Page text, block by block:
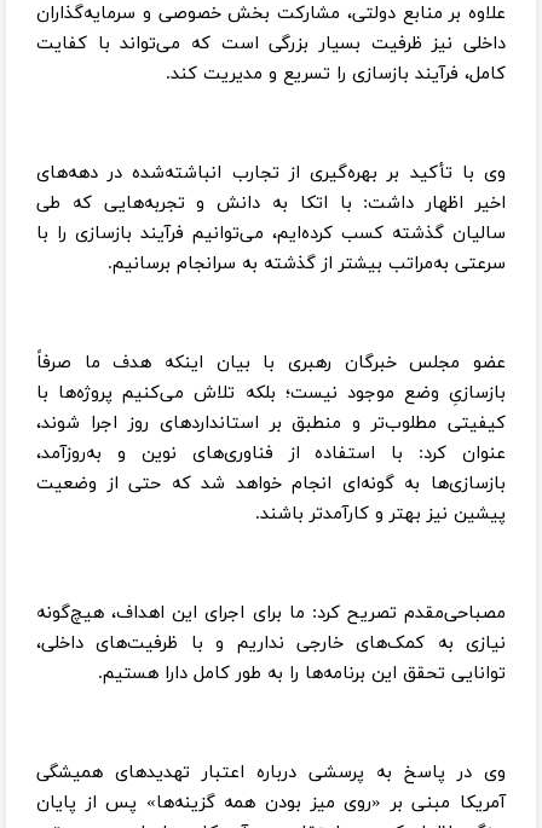
علاوه بر منابع دولتی، مشارکت بخش خصوصی و سرمایه‌گذاران
داخلی نیز ظرفیت بسیار بزرگی است که می‌تواند با کفایت
کامل، فرآیند بازسازی را تسریع و مدیریت کند.
وی با تأکید بر بهره‌گیری از تجارب انباشته‌شده در دهه‌های
اخیر اظهار داشت: با اتکا به دانش و تجربه‌هایی که طی
سالیان گذشته کسب کرده‌ایم، می‌توانیم فرآیند بازسازی را با
سرعتی به‌مراتب بیشتر از گذشته به سرانجام برسانیم.
عضو مجلس خبرگان رهبری با بیان اینکه هدف ما صرفاً
بازسازیِ وضع موجود نیست؛ بلکه تلاش می‌کنیم پروژه‌ها با
کیفیتی مطلوب‌تر و منطبق بر استانداردهای روز اجرا شوند،
عنوان کرد: با استفاده از فناوری‌های نوین و به‌روزآمد،
بازسازی‌ها به گونه‌ای انجام خواهد شد که حتی از وضعیت
پیشین نیز بهتر و کارآمدتر باشند.
مصباحی‌مقدم تصریح کرد: ما برای اجرای این اهداف، هیچ‌گونه
نیازی به کمک‌های خارجی نداریم و با ظرفیت‌های داخلی،
توانایی تحقق این برنامه‌ها را به طور کامل دارا هستیم.
وی در پاسخ به پرسشی درباره اعتبار تهدیدهای همیشگی
آمریکا مبنی بر «روی میز بودن همه گزینه‌ها» پس از پایان